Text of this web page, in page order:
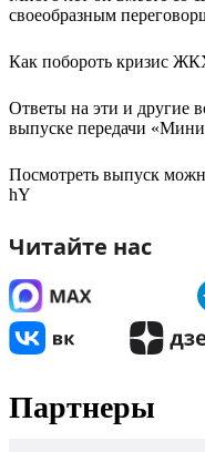
своеобразным
Как побороть кризис
Ответы на эти и другие
выпуске передачи
Посмотреть выпуск
hY
Читайте нас
Партнеры